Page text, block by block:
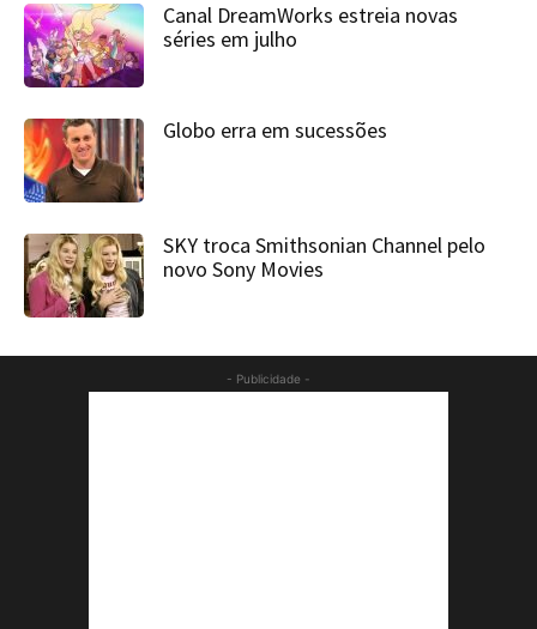
Canal DreamWorks estreia novas
séries em julho
Globo erra em sucessões
SKY troca Smithsonian Channel pelo
novo Sony Movies
- Publicidade -